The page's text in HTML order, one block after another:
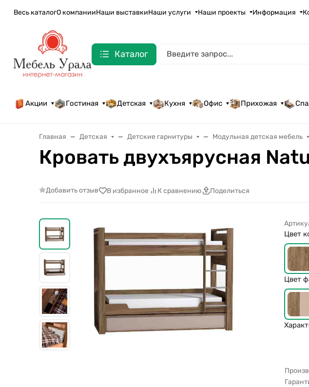
Весь каталогО компанииНаши выставкиНаши услуги Наши проекты Информация
Каталог
Акции Гостиная Детская Кухня Офис Прихожая
Главная Детская Детские гарнитуры Модульная детская мебель
Кровать двухъярусная
Добавить отзыв В избранное К сравнению Поделиться
Цвет
Цвет